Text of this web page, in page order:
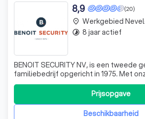
(20)
8,9
BENOIT SECURITY NV, is een tweede
familiebedrijf opgericht in 1975. Met
(Waregem, Knokke & Roosdaal) en
medewerkers staan wij 24 uur op 7, in
BENOIT SECURITY is een door de
onderneming voor alarmsystemen en
Beschikbaarheid
Prijsopgave
place Werkgebied
timelapse 8 jaar actief